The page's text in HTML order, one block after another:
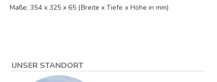
Maße: 354 x 325 x 65 (Breite x Tiefe x Höhe in mm)
UNSER STANDORT